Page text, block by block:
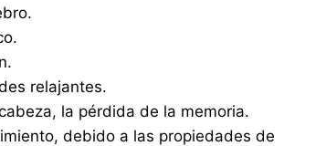
relajantes.
la pérdida de la memoria.
debido a las propiedades de